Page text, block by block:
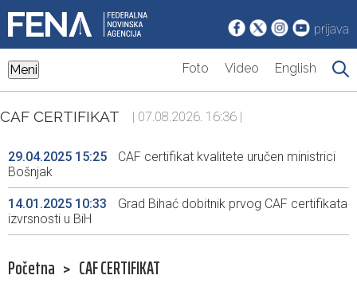
prijava
Meni Foto Video English
CAF CERTIFIKAT | 07.08.2026. 16:36 |
29.04.2025 15:25
CAF certifikat kvalitete uručen ministrici
Bošnjak
14.01.2025 10:33
Grad Bihać dobitnik prvog CAF certifikata
izvrsnosti u BiH
Početna > CAF CERTIFIKAT